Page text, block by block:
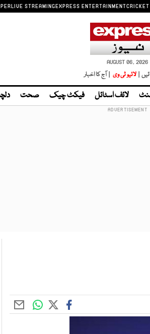
LIVE STREAMINGEXPRESS ENTERTAINMENT
AUGUST 06, 2026
| لائیو ٹی وی | آج کا اخبار
لائف اسٹائل فیکٹ چیک صحت